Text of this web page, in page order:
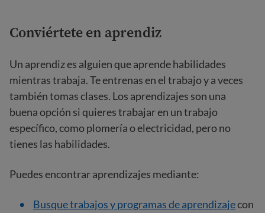
Conviértete en aprendiz
Un aprendiz es alguien que aprende habilidades
mientras trabaja. Te entrenas en el trabajo y a veces
también tomas clases. Los aprendizajes son una
buena opción si quieres trabajar en un trabajo
específico, como plomería o electricidad, pero no
tienes las habilidades.
Puedes encontrar aprendizajes mediante:
Busque trabajos y programas de aprendizajecon